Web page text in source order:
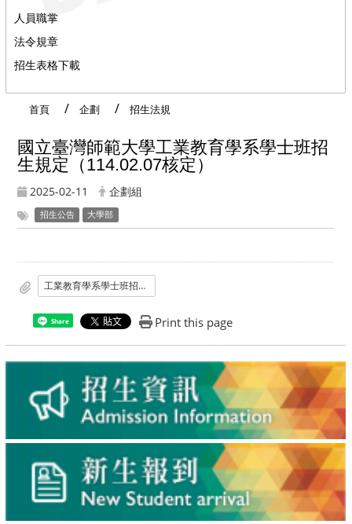
人員職掌
法令規章
招生表格下載
首頁 企劃 招生法規
國立臺灣師範大學工業教育學系學士班招
生規定（114.02.07核定）
2025-02-11 企劃組
招生公告 大學部
工業教育學系學士班招生規定
Share Print this page